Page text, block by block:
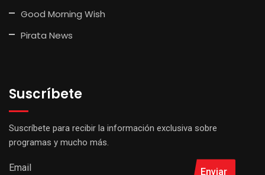
Good Morning Wish
Pirata News
Suscríbete
Suscríbete para recibir la información exclusiva sobre
programas y mucho más.
Email Enviar